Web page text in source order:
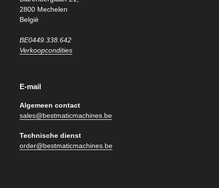
2800 Mechelen
België
BE0449.338.642
Verkoopcondities
E-mail
Algemeen contact
sales@bestmaticmachines.be
Technische dienst
order@bestmaticmachines.be